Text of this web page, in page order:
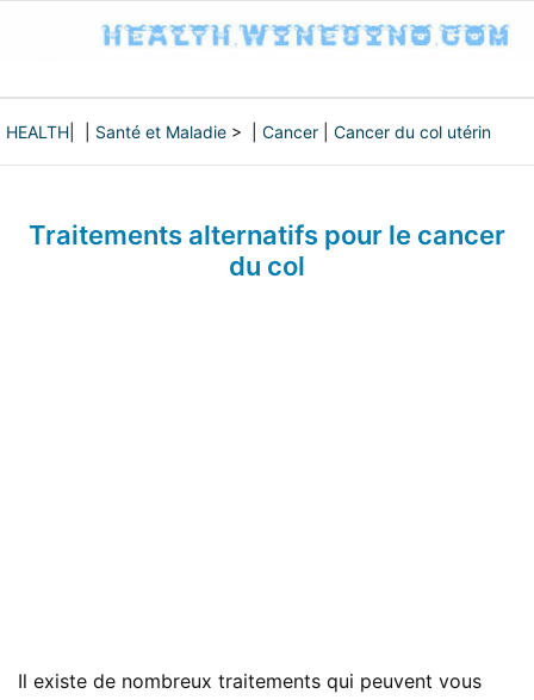
HEALTH Santé et Maladie > | Cancer Cancer du col utérin
Traitements alternatifs pour le cancer
du col
Il existe de nombreux traitements qui peuvent vous